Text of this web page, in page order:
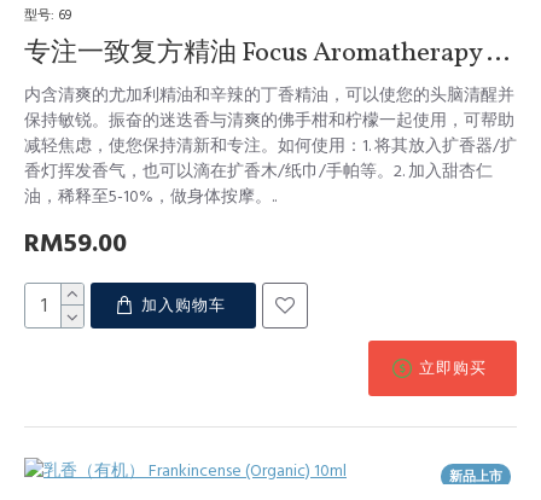
型号: 69
专注一致复方精油 Focus Aromatherapy Blend (Clarifying) 10ml
内含清爽的尤加利精油和辛辣的丁香精油，可以使您的头脑清醒并
保持敏锐。振奋的迷迭香与清爽的佛手柑和柠檬一起使用，可帮助
减轻焦虑，使您保持清新和专注。如何使用：1. 将其放入扩香器/扩
香灯挥发香气，也可以滴在扩香木/纸巾/手帕等。2. 加入甜杏仁
油，稀释至5-10%，做身体按摩。..
RM59.00
加入购物车
立即购买
新品上市